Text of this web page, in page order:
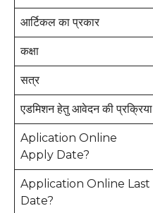
आर्टिकल का प्रकार
कक्षा
सत्र
एडमिशन हेतु आवेदन की प्रक्रिया
Aplication Online
Apply Date?
Application Online Last
Date?